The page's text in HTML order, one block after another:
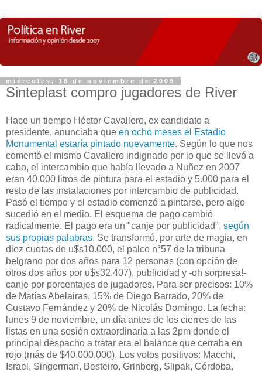
miércoles, 18 de noviembre de 2009
Sinteplast compro jugadores de River
Hace un tiempo Héctor Cavallero, ex candidato a
presidente, anunciaba que en ocho meses el Estadio
Monumental estaría pintado nuevamente. Según lo que nos
comentó el mismo Cavallero indignado por lo que se llevó a
cabo, el intercambio que había llevado a Nuñez en 2007
eran 40.000 litros de pintura para el estadio y 5.000 para el
resto de las instalaciones por intercambio de publicidad.
Pasó el tiempo y el estadio comenzó a pintarse, pero algo
sucedió en el medio. El esquema de pago cambió
radicalmente. El pago era un "canje por publicidad", según
sus propias palabras. Se transformó, por arte de magia, en
diez cuotas de u$s10.000, el palco n°57 de la tribuna
belgrano por dos años para 12 personas (con opción de
otros dos años por u$s32.407), publicidad y -oh sorpresa!-
canje por porcentajes de jugadores. Para ser precisos: 10%
de Matías Abelairas, 15% de Diego Barrado, 20% de
Gustavo Fernández y 20% de Nicolás Domingo. La fecha:
lunes 9 de noviembre, un día antes de los cierres de las
listas en una sesión extraordinaria a las 2pm donde el
principal despacho a tratar era el balance que cerraba en
rojo (más de $40.000.000). Los votos positivos: Macchi,
Israel, Singerman, Besteiro, Grinberg, Slipak, Córdoba,